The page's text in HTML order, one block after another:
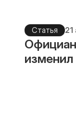
Статья 21
изменил